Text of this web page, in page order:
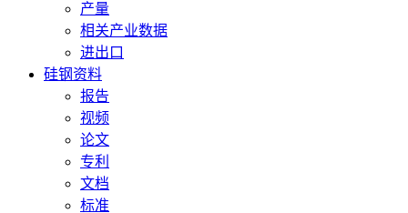
产量
相关产业数据
进出口
硅钢资料
报告
视频
论文
专利
文档
标准